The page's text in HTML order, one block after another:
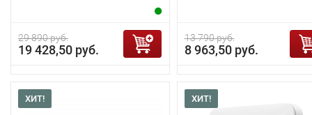
29 890 руб.
19 428,50 руб.
13 790 руб.
8 963,50 руб.
ХИТ! ХИТ!